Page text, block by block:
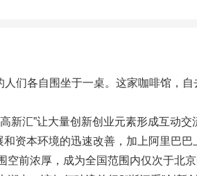
们各自围坐于一桌。这家咖啡馆，
汇”让大量创新创业元素形成互动交
资本环境的迅速改善，加上阿里巴
前浓厚，成为全国范围内仅次于北京